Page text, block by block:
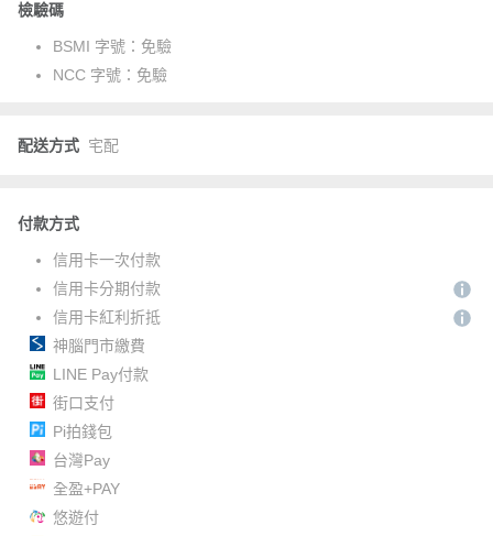
檢驗碼
BSMI 字號： 免驗
NCC 字號： 免驗
配送方式 宅配
付款方式
信用卡一次付款
信用卡分期付款
信用卡紅利折抵
神腦門市繳費
LINE Pay付款
街口支付
Pi拍錢包
台灣Pay
全盈+PAY
悠遊付